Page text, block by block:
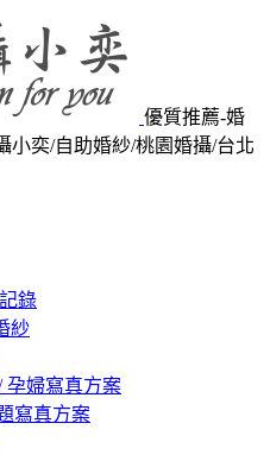
優質推薦-婚
小奕/自助婚紗/桃園婚攝/台北
錄
紗
孕婦寫真方案
寫真方案